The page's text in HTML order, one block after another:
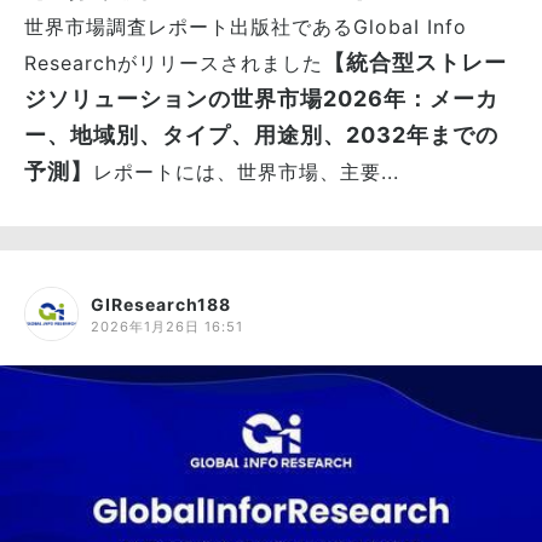
世界市場調査レポート出版社であるGlobaI Info
Researchがリリースされました
【統合型ストレー
ジソリューションの世界市場2026年：メーカ
ー、地域別、タイプ、用途別、2032年までの
予測】
レポートには、世界市場、主要...
GIResearch188
2026年1月26日 16:51